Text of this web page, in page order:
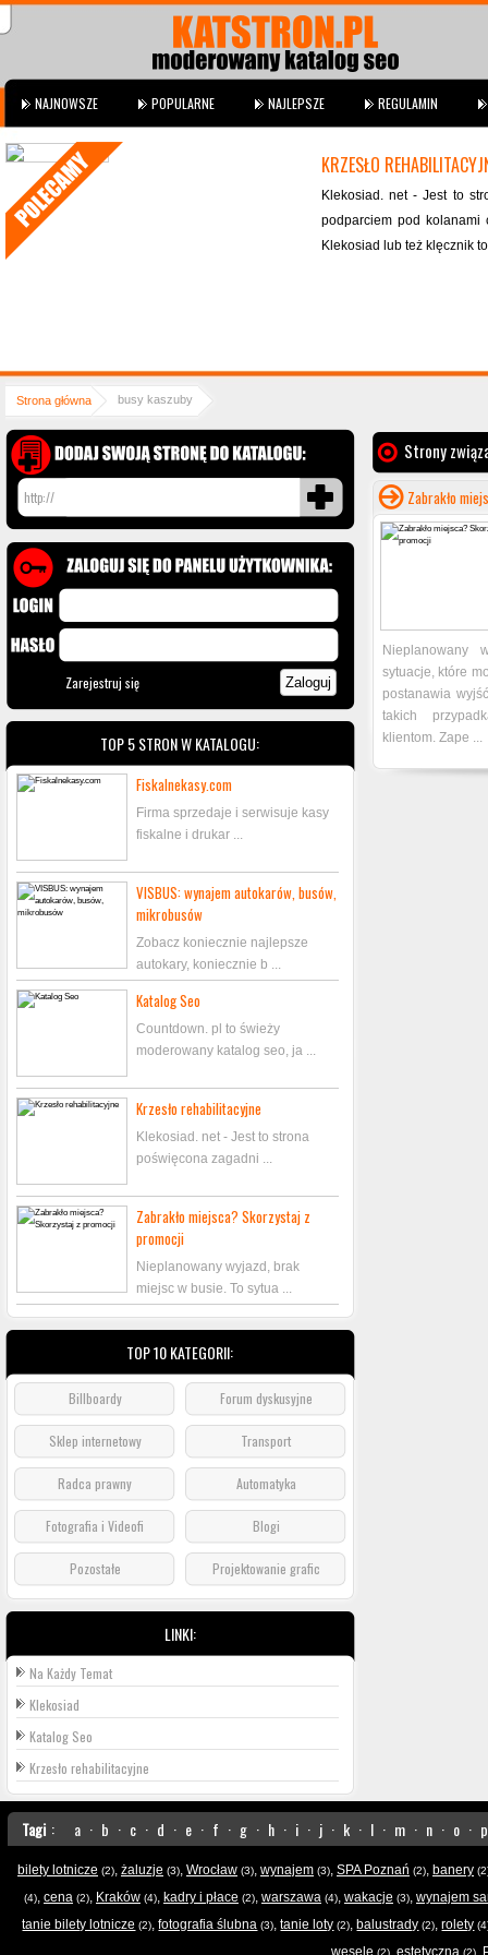
NAJNOWSZE POPULARNE NAJLEPSZE REGULAMIN
KRZESŁO
Klekosiad. net - Jest to
podparciem pod kolanami
Klekosiad lub też klęcznik
Strona główna busy kaszuby
Zarejestruj się
TOP 5 STRON W KATALOGU:
Fiskalnekasy.com
Firma sprzedaje i serwisuje kasy
fiskalne i drukar ...
VISBUS: wynajem autokarów, busów,
mikrobusów
Zobacz koniecznie najlepsze
autokary, koniecznie b ...
Katalog Seo
Countdown. pl to świeży
moderowany katalog seo, ja ...
Krzesło rehabilitacyjne
Klekosiad. net - Jest to strona
poświęcona zagadni ...
Zabrakło miejsca? Skorzystaj z
promocji
Nieplanowany wyjazd, brak
miejsc w busie. To sytua ...
TOP 10 KATEGORII:
Billboardy Forum dyskusyjne
Sklep internetowy Transport
Radca prawny Automatyka
Fotografia i Videofi Blogi
Pozostałe Projektowanie grafic
LINKI:
Na Każdy Temat
Klekosiad
Katalog Seo
Krzesło rehabilitacyjne
Strony
Zabrakło
sytuacje, które
postanawia
takich
klientom. Zape ...
Tagi : a · b · c · d · e · f · g · h · i · j · k · l · m · n · o · p
bilety lotnicze (2), żaluzje (3), Wrocław (3), wynajem (3), SPA Poznań (2), banery
(4), cena (2), Kraków (4), kadry i płace (2), warszawa (4), wakacje (3), wynajem
tanie bilety lotnicze (2),fotografia ślubna (3),tanie loty (2), balustrady (2),rolety
wesele (2) ,estetyczna (2)